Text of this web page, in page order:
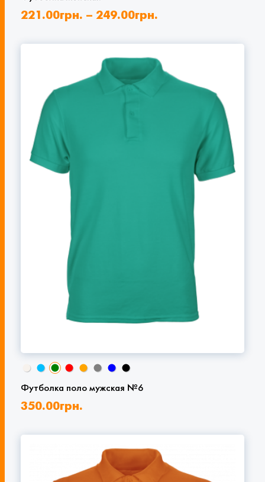
221.00грн. – 249.00грн.
Футболка поло мужская №6
350.00грн.